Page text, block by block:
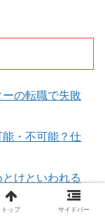
ーの転職で失敗
・不可能？仕
けといわれる
トップ サイドバー